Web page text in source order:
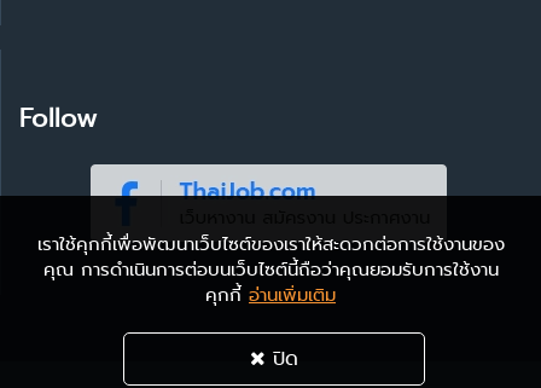
Follow
เราใช้คุกกี้เพื่อพัฒนาเว็บไซต์ของเราให้สะดวกต่อการใช้งานของ
คุณ การดำเนินการต่อบนเว็บไซต์นี้ถือว่าคุณยอมรับการใช้งาน
คุกกี้ อ่านเพิ่มเติม
ปิด